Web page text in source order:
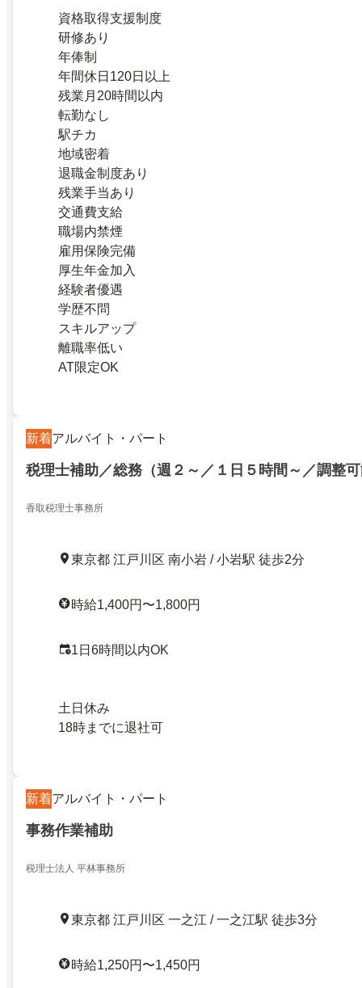
資格取得支援制度
研修あり
年俸制
年間休日120日以上
残業月20時間以内
転勤なし
駅チカ
地域密着
退職金制度あり
残業手当あり
交通費支給
職場内禁煙
雇用保険完備
厚生年金加入
経験者優遇
学歴不問
スキルアップ
離職率低い
AT限定OK
新着アルバイト・パート
税理士補助／総務（週２～／１日５時間～／調整
香取税理士事務所
東京都 江戸川区 南小岩 / 小岩駅 徒歩2分
時給1,400円〜1,800円
1日6時間以内OK
土日休み
18時までに退社可
新着アルバイト・パート
事務作業補助
税理士法人 平林事務所
東京都 江戸川区 一之江 / 一之江駅 徒歩3分
時給1,250円〜1,450円